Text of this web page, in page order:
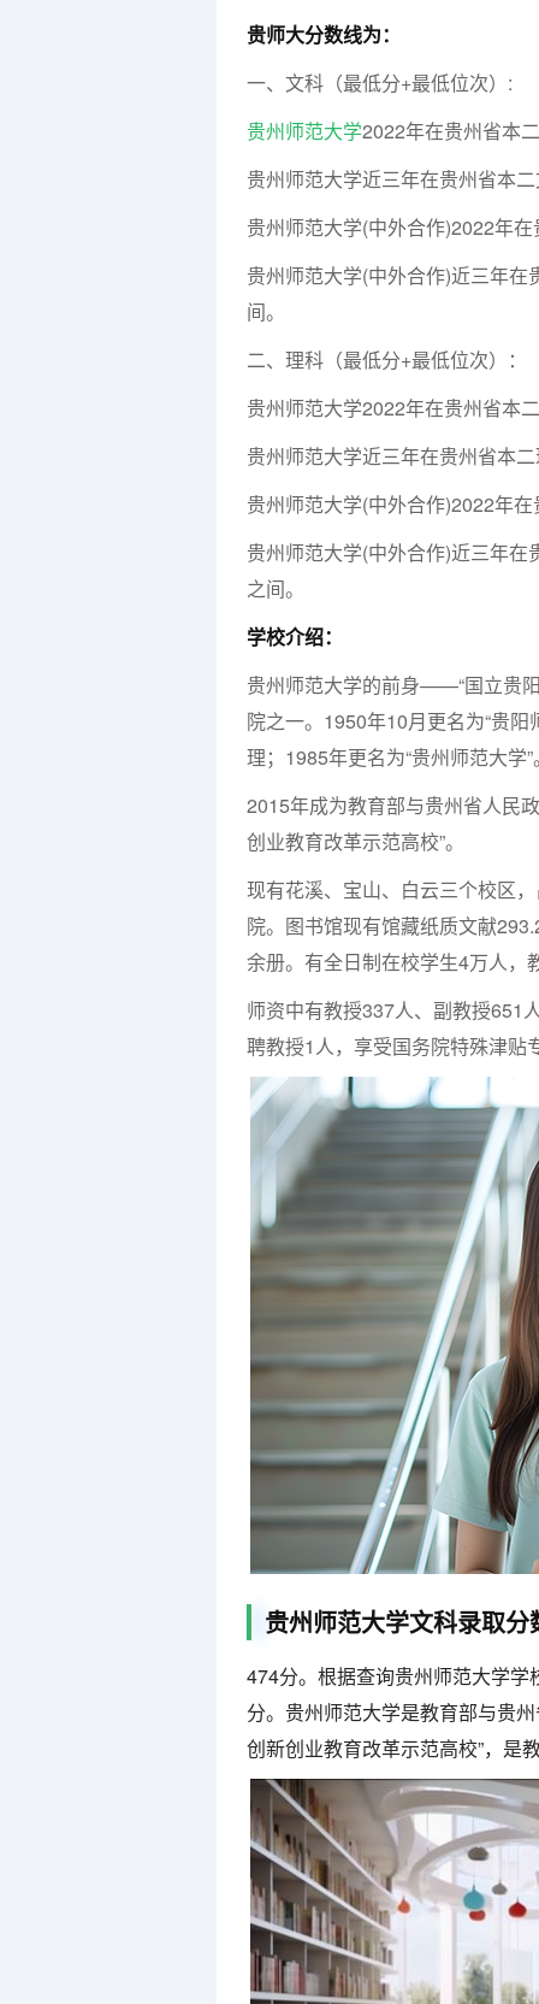
贵师大分数线为：
一、文科（最低分+最低位次）:
贵州师范大学2022年在贵州省本
贵州师范大学近三年在贵州省本
贵州师范大学(中外合作)2022年
贵州师范大学(中外合作)近三年
间。
二、理科（最低分+最低位次）：
贵州师范大学2022年在贵州省本
贵州师范大学近三年在贵州省本
贵州师范大学(中外合作)2022年
贵州师范大学(中外合作)近三年
之间。
学校介绍：
贵州师范大学的前身——“国立贵
院之一。1950年10月更名为“贵
理；1985年更名为“贵州师范大
2015年成为教育部与贵州省人民
创业教育改革示范高校”。
现有花溪、宝山、白云三个校区
院。图书馆现有馆藏纸质文献
余册。有全日制在校学生4万人，
师资中有教授337人、副教授651
聘教授1人，享受国务院特殊津贴
贵州师范大学文科录取分
474分。根据查询贵州师范大学
分。贵州师范大学是教育部与贵
创新创业教育改革示范高校”，是